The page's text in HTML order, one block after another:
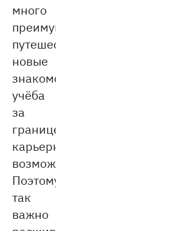
много
преимуществ:
путешествия,
новые
знакомства,
учёба
за
границей,
карьерные
возможности.
Поэтому
так
важно